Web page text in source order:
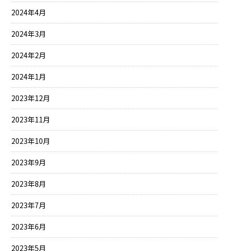
2024年4月
2024年3月
2024年2月
2024年1月
2023年12月
2023年11月
2023年10月
2023年9月
2023年8月
2023年7月
2023年6月
2023年5月